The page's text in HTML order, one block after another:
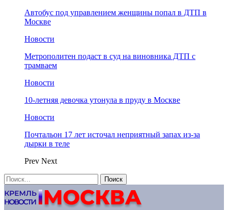
Автобус под управлением женщины попал в ДТП в
Москве
Новости
Метрополитен подаст в суд на виновника ДТП с
трамваем
Новости
10-летняя девочка утонула в пруду в Москве
Новости
Почтальон 17 лет источал неприятный запах из-за
дырки в теле
Prev Next